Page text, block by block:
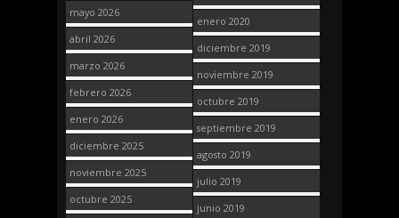
mayo 2026
abril 2026
marzo 2026
febrero 2026
enero 2026
diciembre 2025
noviembre 2025
octubre 2025
enero 2020
diciembre 2019
noviembre 2019
octubre 2019
septiembre 2019
agosto 2019
julio 2019
junio 2019